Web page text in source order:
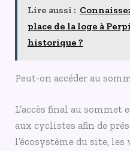
Lire aussi :
place de la loge à
historique ?
Peut-on accéder au
L’accès final au
aux cyclistes afin de
l’écosystème du site,